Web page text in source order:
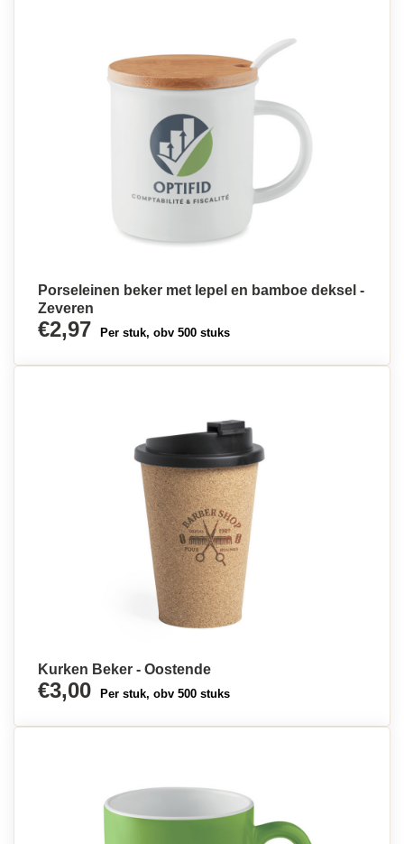
Porseleinen beker met lepel en bamboe deksel -
Zeveren
€2,97 Per stuk, obv 500 stuks
Kurken Beker - Oostende
€3,00 Per stuk, obv 500 stuks